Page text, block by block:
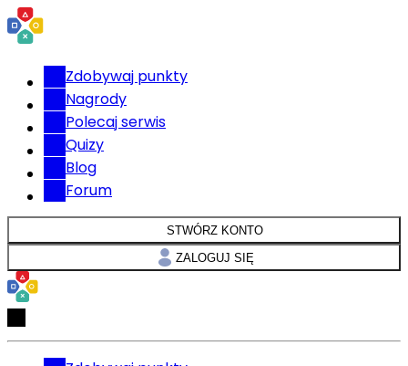
Zdobywaj punkty
Nagrody
Polecaj serwis
Quizy
Blog
Forum
STWÓRZ KONTO
ZALOGUJ SIĘ